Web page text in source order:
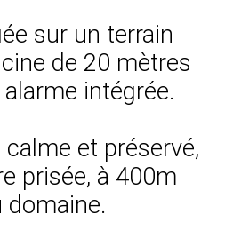
sur un terrain
de 20 mètres
intégrée.
et préservé,
prisée, à 400m
domaine.